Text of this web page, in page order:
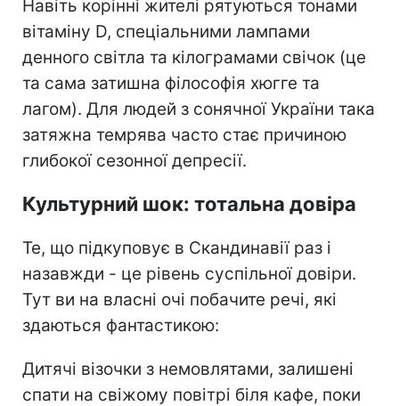
Навіть корінні жителі рятуються тонами
вітаміну D, спеціальними лампами
денного світла та кілограмами свічок (це
та сама затишна філософія хюгге та
лагом). Для людей з сонячної України така
затяжна темрява часто стає причиною
глибокої сезонної депресії.
Культурний шок: тотальна довіра
Те, що підкуповує в Скандинавії раз і
назавжди - це рівень суспільної довіри.
Тут ви на власні очі побачите речі, які
здаються фантастикою:
Дитячі візочки з немовлятами, залишені
спати на свіжому повітрі біля кафе, поки